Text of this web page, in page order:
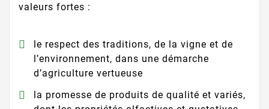
valeurs fortes :
le respect des traditions, de la vigne et de
l’environnement, dans une démarche
d’agriculture vertueuse
la promesse de produits de qualité et variés,